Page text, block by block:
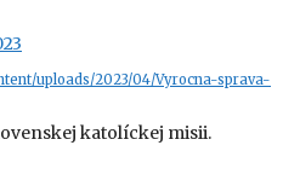
uploads/2023/04/Vyrocna-sprava-
katolíckej misii.